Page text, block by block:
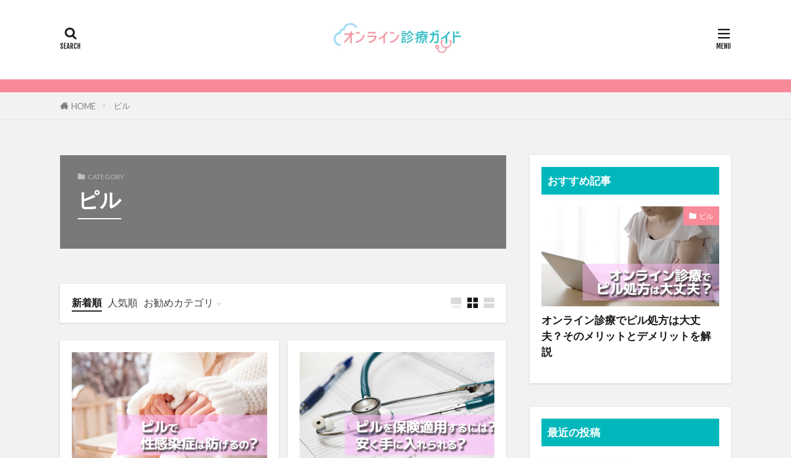
HOME ピル
CATEGORY
ピル
新着順 人気順 お勧めカテゴリ
オンライン診療
おすすめ記事
ピル
オンライン診療でピル処方は大丈
夫？そのメリットとデメリットを解
説
最近の投稿